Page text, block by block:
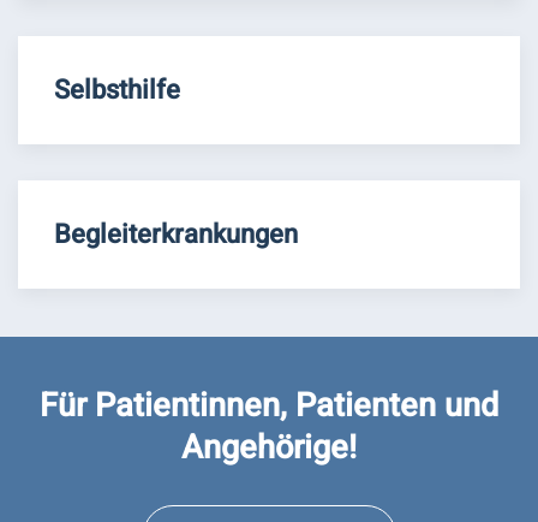
Selbsthilfe
Begleiterkrankungen
Für Patientinnen, Patienten und
Angehörige!